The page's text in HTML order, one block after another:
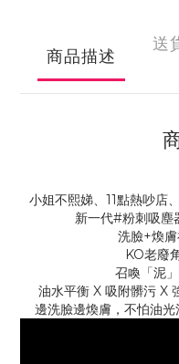
商品描述
送
小姐不熙娣、11點熱吵店
新一代#粉刺吸塵
洗臉+煥
KO老廢
召喚「泥
油水平衡 X 吸附髒污 X
邊洗臉邊煥膚，不怕油